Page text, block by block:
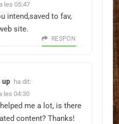
les 05:47
intend,saved to fav,
site.
RESPON
up ha dit:
les 04:30
me a lot, is there
content? Thanks!